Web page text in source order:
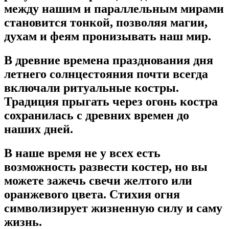
между нашим и параллельным мирами
становится тонкой, позволяя магии,
духам и феям пронизывать наш мир.
В древние времена празднования дня
летнего солнцестояния почти всегда
включали ритуальные костры.
Традиция прыгать через огонь костра
сохранилась с древних времен до
наших дней.
В наше время не у всех есть
возможность развести костер, но вы
можете зажечь свечи желтого или
оранжевого цвета. Стихия огня
символизирует жизненную силу и саму
жизнь.